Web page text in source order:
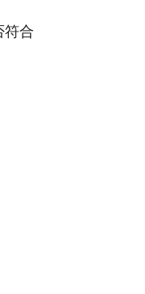
符合